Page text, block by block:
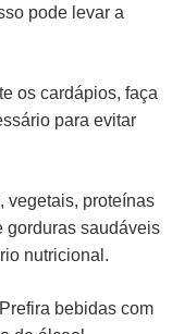
pode levar a
os cardápios, faça
para evitar
vegetais, proteínas
gorduras saudáveis
nutricional.
Prefira bebidas com